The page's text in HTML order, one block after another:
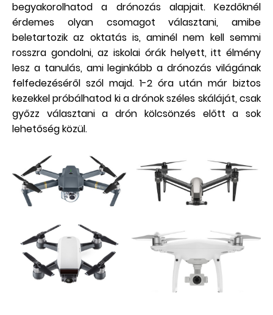
begyakorolhatod a drónozás alapjait. Kezdőknél
érdemes olyan csomagot választani, amibe
beletartozik az oktatás is, aminél nem kell semmi
rosszra gondolni, az iskolai órák helyett, itt élmény
lesz a tanulás, ami leginkább a drónozás világának
felfedezéséről szól majd. 1-2 óra után már biztos
kezekkel próbálhatod ki a drónok széles skáláját, csak
győzz választani a drón kölcsönzés előtt a sok
lehetőség közül.